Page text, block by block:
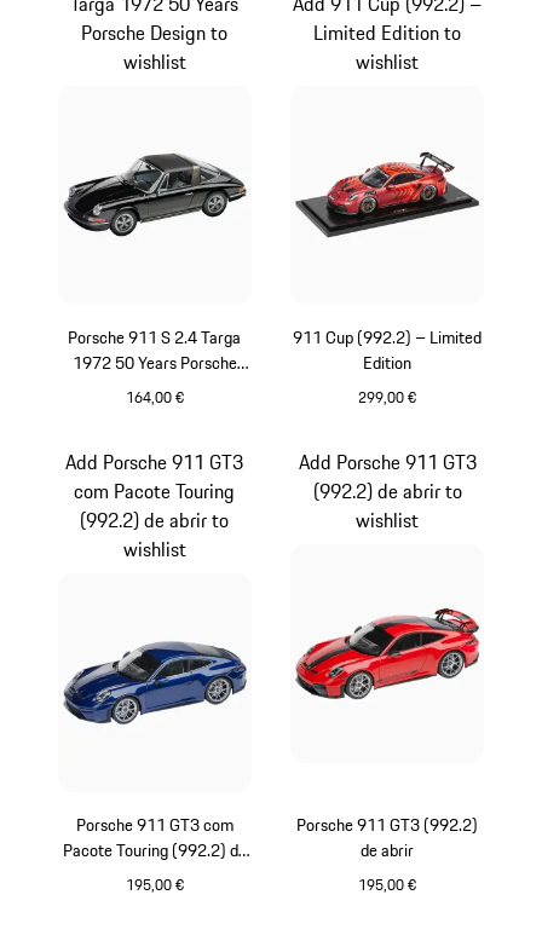
Porsche 911 S 2.4 Targa
1972 50 Years Porsche
Design
164,00 €
Porsche Design to
wishlist
911 Cup (992.2) – Limited
Edition
299,00 €
Limited Edition to
wishlist
Porsche 911 GT3 com
Pacote Touring (992.2) de
abrir
195,00 €
Add Porsche 911 GT3
com Pacote Touring
(992.2) de abrir to
wishlist
Porsche 911 GT3 (992.2)
de abrir
195,00 €
Add Porsche 911 GT3
(992.2) de abrir to
wishlist